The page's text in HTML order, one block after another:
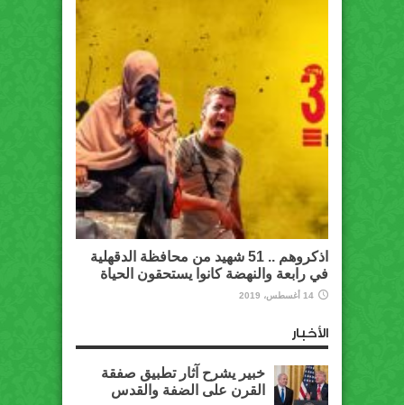
اذكروهم .. 51 شهيد من محافظة الدقهلية
في رابعة والنهضة كانوا يستحقون الحياة
14 أغسطس، 2019
الأخبار
خبير يشرح آثار تطبيق صفقة
القرن على الضفة والقدس